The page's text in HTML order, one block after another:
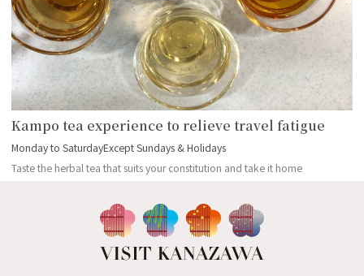
Kampo tea experience to relieve travel fatigue
Monday to SaturdayExcept Sundays & Holidays
Taste the herbal tea that suits your constitution and take it home